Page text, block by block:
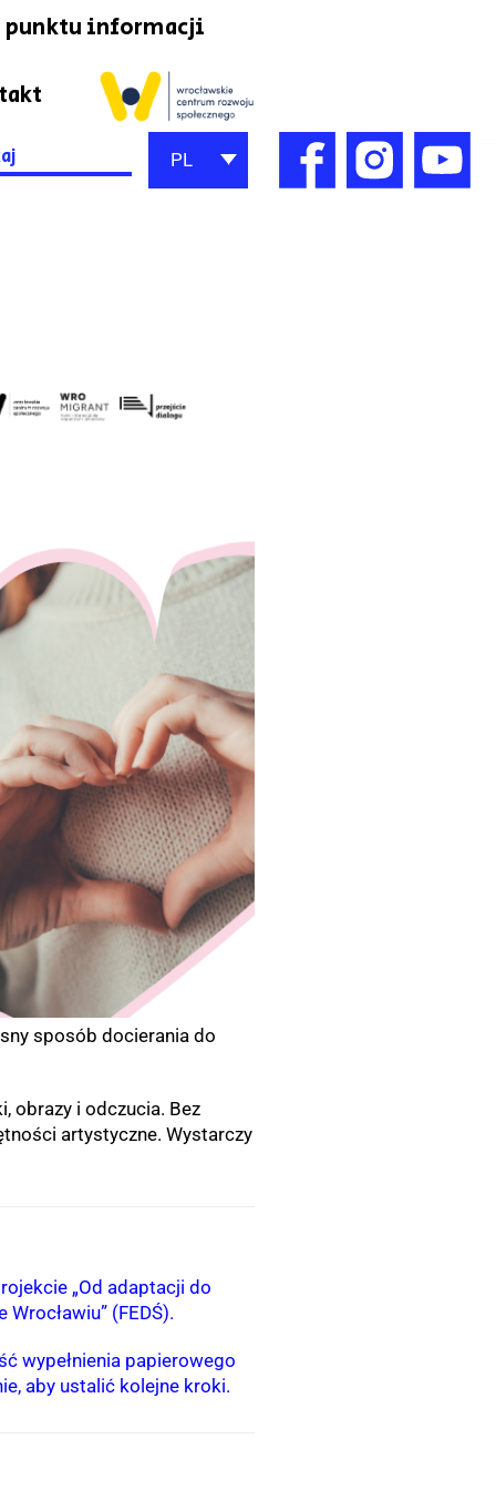
punktu informacji
PL
sposób docierania do
obrazy i odczucia. Bez
artystyczne. Wystarczy
„Od adaptacji do
(FEDŚ).
wypełnienia papierowego
aby ustalić kolejne kroki.